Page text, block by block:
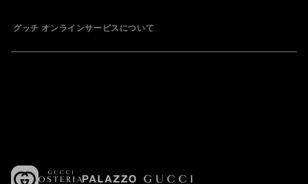
グッチ オンラインサービスについて